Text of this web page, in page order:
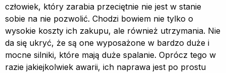
człowiek, który zarabia przeciętnie nie jest w stanie
sobie na nie pozwolić. Chodzi bowiem nie tylko o
wysokie koszty ich zakupu, ale również utrzymania. Nie
da się ukryć, że są one wyposażone w bardzo duże i
mocne silniki, które mają duże spalanie. Oprócz tego w
razie jakiejkolwiek awarii, ich naprawa jest po prostu